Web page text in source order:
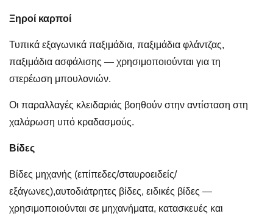
Ξηροί καρποί
Τυπικά εξαγωνικά παξιμάδια, παξιμάδια φλάντζας,
παξιμάδια ασφάλισης — χρησιμοποιούνται για τη
στερέωση μπουλονιών.
Οι παραλλαγές κλειδαριάς βοηθούν στην αντίσταση στη
χαλάρωση υπό κραδασμούς.
Βίδες
Βίδες μηχανής (επίπεδες/σταυροειδείς/
εξάγωνες),αυτοδιάτρητες βίδες, ειδικές βίδες —
χρησιμοποιούνται σε μηχανήματα, κατασκευές και